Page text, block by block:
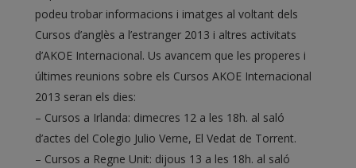
podeu trobar informacions i imatges al voltant dels
Cursos d’anglès a l’estranger 2013 i altres activitats
d’AKOE Internacional. Us avancem que les properes i
últimes reunions sobre els Cursos AKOE Internacional
2013 seran els dies:
– Cursos a Irlanda: dimecres 12 a les 18h. al saló
d’actes del Colegio Julio Verne, El Vedat de Torrent.
– Cursos a Regne Unit: dijous 13 a les 18h. al saló